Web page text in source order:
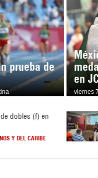
prueba de
en
viernes
dobles (f) en
Y DEL CARIBE